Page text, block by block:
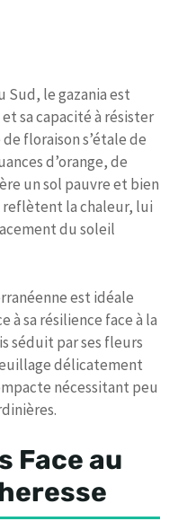
Sud, le gazania est
sa capacité à résister
floraison s’étale de
d’orange, de
un sol pauvre et bien
reflètent la chaleur, lui
du soleil
est idéale
à sa résilience face à la
séduit par ses fleurs
délicatement
nécessitant peu
Face au